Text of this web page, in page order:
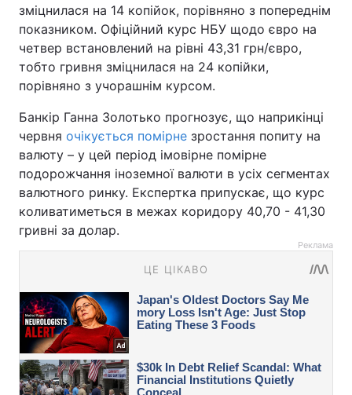
зміцнилася на 14 копійок, порівняно з попереднім
показником. Офіційний курс НБУ щодо євро на
четвер встановлений на рівні 43,31 грн/євро,
тобто гривня зміцнилася на 24 копійки,
порівняно з учорашнім курсом.
Банкір Ганна Золотько прогнозує, що наприкінці
червня очікується помірне зростання попиту на
валюту – у цей період імовірне помірне
подорожчання іноземної валюти в усіх сегментах
валютного ринку. Експертка припускає, що курс
коливатиметься в межах коридору 40,70 - 41,30
гривні за долар.
Реклама